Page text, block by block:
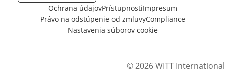
Ochrana údajovPrístupnostiImpresum
Právo na odstúpenie od zmluvyCompliance
Nastavenia súborov cookie
© 2026 WITT International